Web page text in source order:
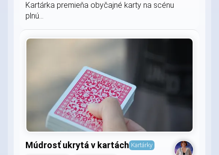
Kartárka premieňa obyčajné karty na scénu
plnú...
Múdrosť ukrytá v kartách Kartárky